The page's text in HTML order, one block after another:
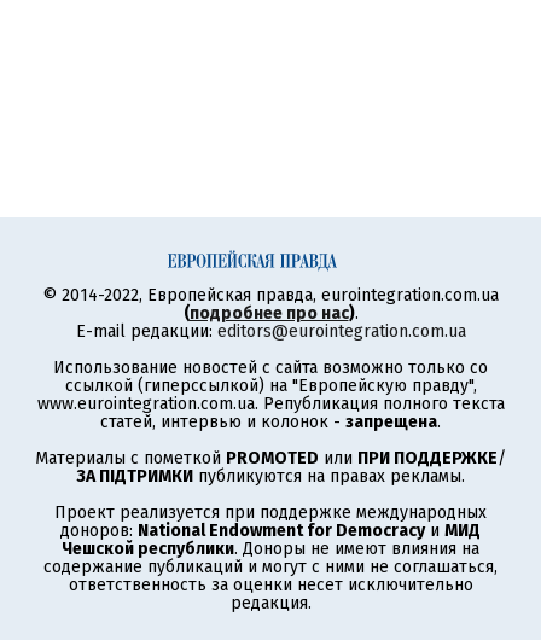
© 2014-2022, Европейская правда, eurointegration.com.ua
(подробнее про нас).
E-mail редакции: editors@eurointegration.com.ua
Использование новостей с сайта возможно только со
ссылкой (гиперссылкой) на "Европейскую правду",
www.eurointegration.com.ua. Републикация полного текста
статей, интервью и колонок - запрещена.
Материалы с пометкой PROMOTED или ПРИ ПОДДЕРЖКЕ/
ЗА ПІДТРИМКИ публикуются на правах рекламы.
Проект реализуется при поддержке международных
доноров: National Endowment for Democracyи МИД
Чешской республики. Доноры не имеют влияния на
содержание публикаций и могут с ними не соглашаться,
ответственность за оценки несет исключительно
редакция.